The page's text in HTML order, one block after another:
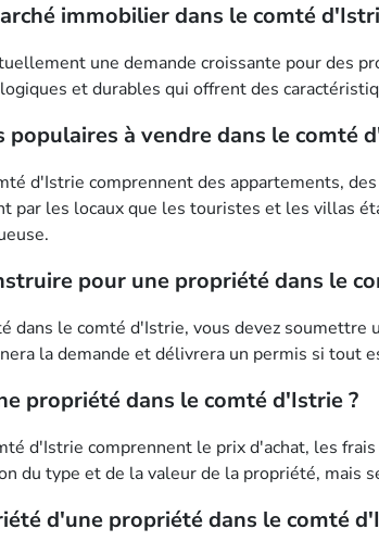
immobilier dans le comté
une demande croissante pour des
et durables qui offrent des
à vendre dans le comté
d'Istrie comprennent des appartements,
par les locaux que les touristes et les villas
pour une propriété dans le
le comté d'Istrie, vous devez soumettre
la demande et délivrera un permis si tout
propriété dans le comté d'Istrie ?
d'Istrie comprennent le prix d'achat, les
du type et de la valeur de la propriété, mais
d'une propriété dans le comté